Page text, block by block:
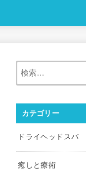
カテゴリー
ドライヘッドスパ
癒しと療術